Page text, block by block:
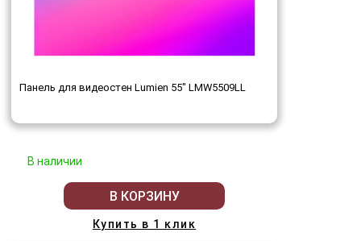
Панель для видеостен Lumien 55" LMW5509LL
В наличии
В КОРЗИНУ
Купить в 1 клик